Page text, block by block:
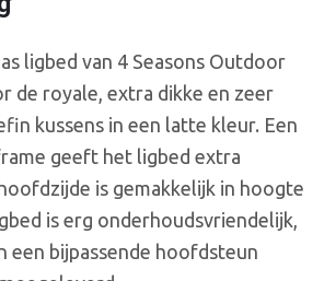
ligbed van 4 Seasons Outdoor
de royale, extra dikke en zeer
kussens in een latte kleur. Een
geeft het ligbed extra
is gemakkelijk in hoogte
is erg onderhoudsvriendelijk,
een bijpassende hoofdsteun